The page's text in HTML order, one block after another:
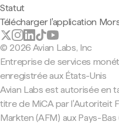
Statut
Télécharger l'application
© 2026 Avian Labs, Inc
Entreprise de services
enregistrée aux États-Unis
Avian Labs est autorisée en
titre de MiCA par l'Autoriteit
Markten (AFM) aux Pays-Bas